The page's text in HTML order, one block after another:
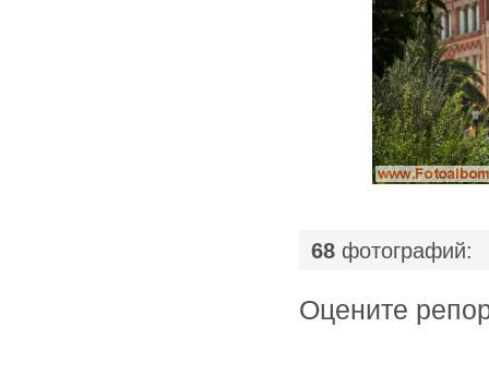
68 фотографий:
Оцените